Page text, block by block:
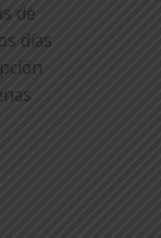
de
días